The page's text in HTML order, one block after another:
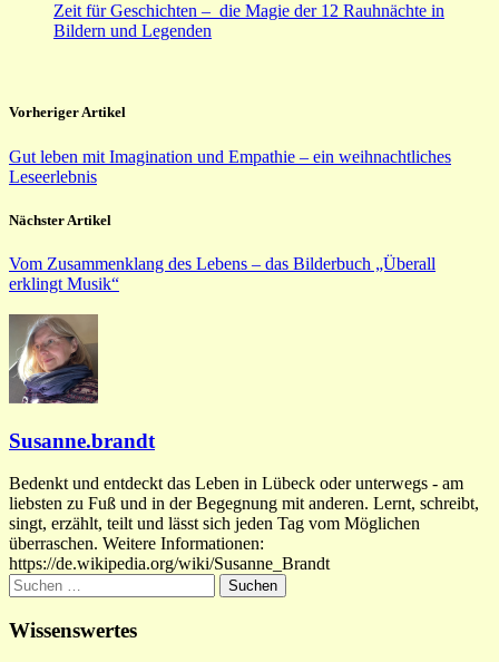
Zeit für Geschichten – die Magie der 12 Rauhnächte in
Bildern und Legenden
Vorheriger Artikel
Gut leben mit Imagination und Empathie – ein weihnachtliches
Leseerlebnis
Nächster Artikel
Vom Zusammenklang des Lebens – das Bilderbuch „Überall
erklingt Musik“
Susanne.brandt
Bedenkt und entdeckt das Leben in Lübeck oder unterwegs - am
liebsten zu Fuß und in der Begegnung mit anderen. Lernt, schreibt,
singt, erzählt, teilt und lässt sich jeden Tag vom Möglichen
überraschen. Weitere Informationen:
https://de.wikipedia.org/wiki/Susanne_Brandt
Suchen
nach:
Wissenswertes